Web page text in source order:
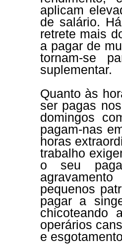
aplicam
de salário.
retrete mais
a pagar de
tornam-se
suplementar.
Quanto às
ser pagas
domingos
pagam-nas
horas
trabalho
o seu
pequenos
pagar a
chicoteando
operários
e